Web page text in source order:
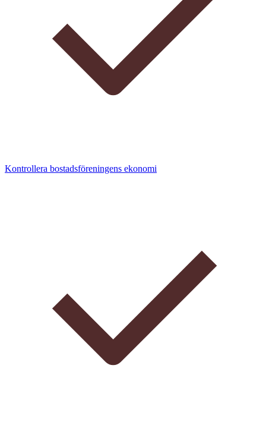
Kontrollera bostadsföreningens ekonomi